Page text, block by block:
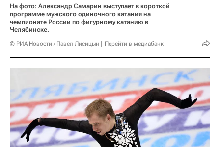
На фото: Александр Самарин выступает в короткой
программе мужского одиночного катания на
чемпионате России по фигурному катанию в
Челябинске.
© РИА Новости / Павел Лисицын Перейти в медиабанк